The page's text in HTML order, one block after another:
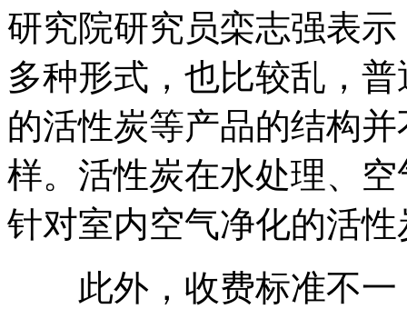
研究院研究员栾志强表
多种形式，也比较乱，
的活性炭等产品的结构
样。活性炭在水处理、
针对室内空气净化的活
此外，收费标准不一